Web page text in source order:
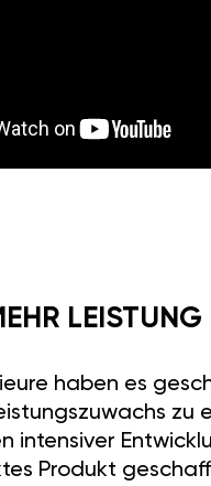
LEISTUNG
haben es
zu
intensiver
Produkt